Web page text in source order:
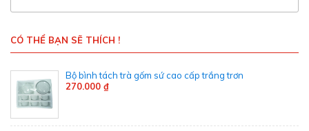
CÓ THỂ BẠN SẼ THÍCH !
Bộ bình tách trà gốm sứ cao cấp trắng trơn
270.000 ₫